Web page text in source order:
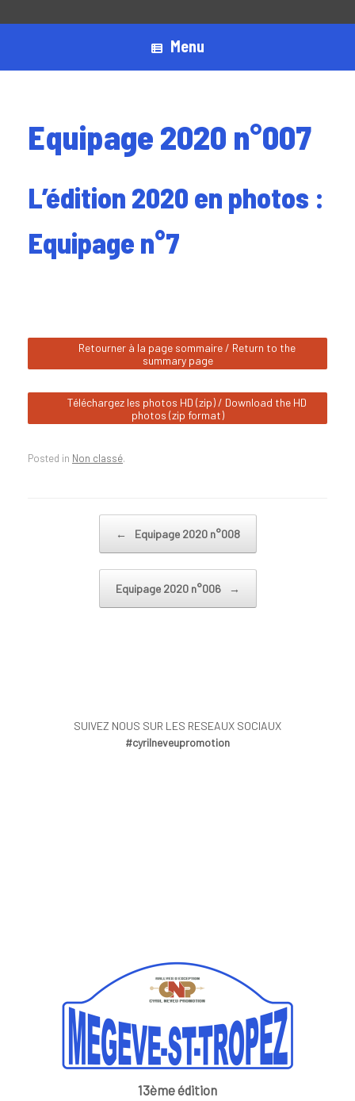
Menu
Equipage 2020 n°007
L’édition 2020 en photos :
Equipage n°7
Retourner à la page sommaire / Return to the
summary page
Téléchargez les photos HD (zip) / Download the HD
photos (zip format)
Posted in Non classé.
← Equipage 2020 n°008
Equipage 2020 n°006 →
SUIVEZ NOUS SUR LES RESEAUX SOCIAUX
#cyrilneveupromotion
13ème édition